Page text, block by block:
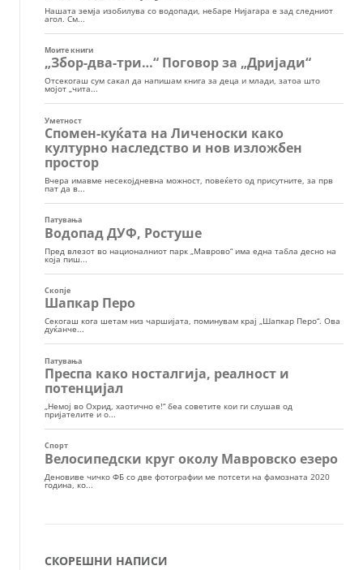
СКОРЕШНИ НАПИСИ